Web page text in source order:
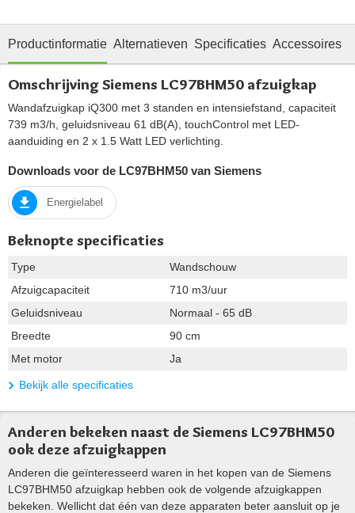
Productinformatie Alternatieven Specificaties Accessoires
Omschrijving Siemens LC97BHM50 afzuigkap
Wandafzuigkap iQ300 met 3 standen en intensiefstand, capaciteit
739 m3/h, geluidsniveau 61 dB(A), touchControl met LED-
aanduiding en 2 x 1.5 Watt LED verlichting.
Downloads voor de LC97BHM50 van Siemens
Energielabel
Beknopte specificaties
Type
Wandschouw
Afzuigcapaciteit
710 m3/uur
Geluidsniveau
Normaal - 65 dB
Breedte
90 cm
Met motor
Ja
Bekijk alle specificaties
Anderen bekeken naast de Siemens LC97BHM50
ook deze afzuigkappen
Anderen die geïnteresseerd waren in het kopen van de Siemens
LC97BHM50 afzuigkap hebben ook de volgende afzuigkappen
bekeken. Wellicht dat één van deze apparaten beter aansluit op je